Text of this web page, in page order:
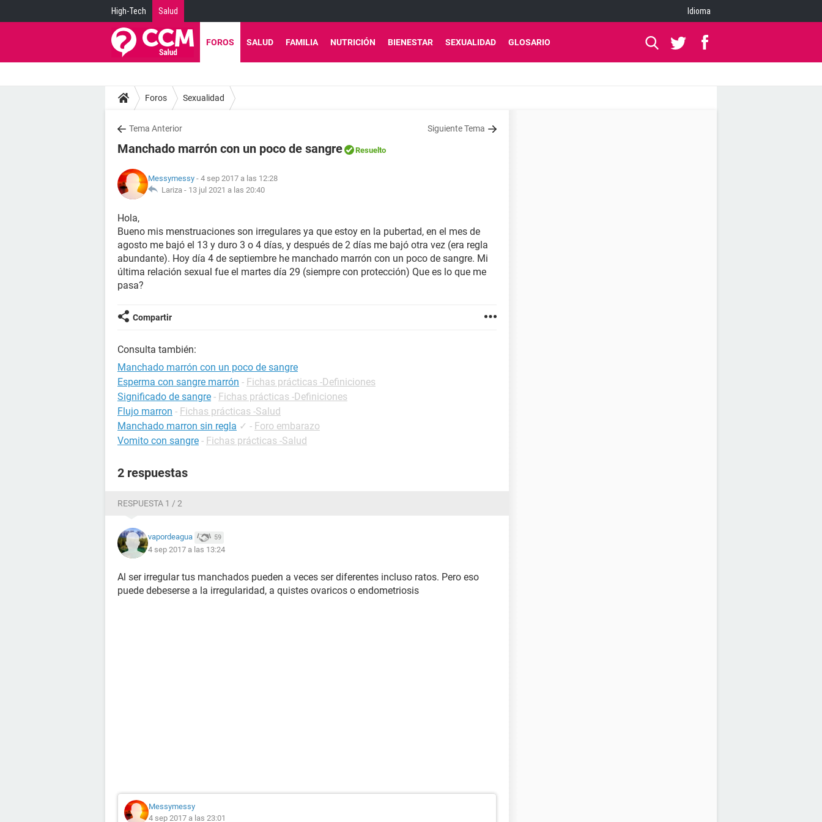
High-Tech Salud Idioma
FOROS SALUD FAMILIA NUTRICIÓN BIENESTAR SEXUALIDAD GLOSARIO
Foros Sexualidad
Tema Anterior Siguiente Tema
Manchado marrón con un poco de sangre Resuelto
Messymessy - 4 sep 2017 a las 12:28
Lariza - 13 jul 2021 a las 20:40
Hola,
Bueno mis menstruaciones son irregulares ya que estoy en la pubertad, en el mes de
agosto me bajó el 13 y duro 3 o 4 días, y después de 2 días me bajó otra vez (era regla
abundante). Hoy día 4 de septiembre he manchado marrón con un poco de sangre. Mi
última relación sexual fue el martes día 29 (siempre con protección) Que es lo que me
pasa?
Compartir
Consulta también:
Manchado marrón con un poco de sangre
Esperma con sangre marrón - Fichas prácticas -Definiciones
Significado de sangre - Fichas prácticas -Definiciones
Flujo marron - Fichas prácticas -Salud
Manchado marron sin regla ✓ - Foro embarazo
Vomito con sangre - Fichas prácticas -Salud
2 respuestas
RESPUESTA 1 / 2
vapordeagua 59
4 sep 2017 a las 13:24
Al ser irregular tus manchados pueden a veces ser diferentes incluso ratos. Pero eso
puede debeserse a la irregularidad, a quistes ovaricos o endometriosis
Messymessy
4 sep 2017 a las 23:01